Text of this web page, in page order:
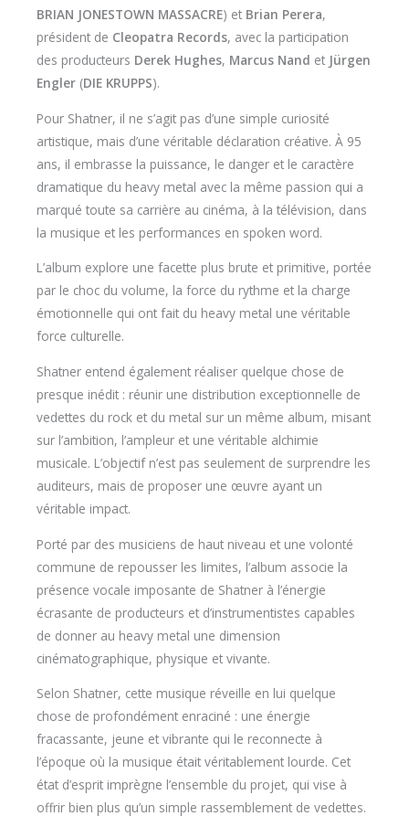
BRIAN JONESTOWN MASSACRE) et Brian Perera,
président de Cleopatra Records, avec la participation
des producteurs Derek Hughes, Marcus Nand et Jürgen
Engler (DIE KRUPPS).
Pour Shatner, il ne s’agit pas d’une simple curiosité
artistique, mais d’une véritable déclaration créative. À 95
ans, il embrasse la puissance, le danger et le caractère
dramatique du heavy metal avec la même passion qui a
marqué toute sa carrière au cinéma, à la télévision, dans
la musique et les performances en spoken word.
L’album explore une facette plus brute et primitive, portée
par le choc du volume, la force du rythme et la charge
émotionnelle qui ont fait du heavy metal une véritable
force culturelle.
Shatner entend également réaliser quelque chose de
presque inédit : réunir une distribution exceptionnelle de
vedettes du rock et du metal sur un même album, misant
sur l’ambition, l’ampleur et une véritable alchimie
musicale. L’objectif n’est pas seulement de surprendre les
auditeurs, mais de proposer une œuvre ayant un
véritable impact.
Porté par des musiciens de haut niveau et une volonté
commune de repousser les limites, l’album associe la
présence vocale imposante de Shatner à l’énergie
écrasante de producteurs et d’instrumentistes capables
de donner au heavy metal une dimension
cinématographique, physique et vivante.
Selon Shatner, cette musique réveille en lui quelque
chose de profondément enraciné : une énergie
fracassante, jeune et vibrante qui le reconnecte à
l’époque où la musique était véritablement lourde. Cet
état d’esprit imprègne l’ensemble du projet, qui vise à
offrir bien plus qu’un simple rassemblement de vedettes.